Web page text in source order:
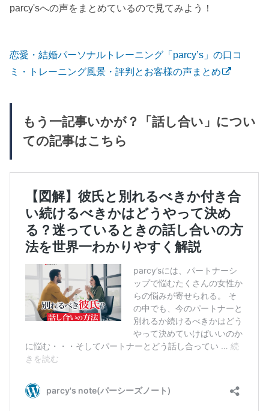
parcy'sへの声をまとめているので見てみよう！
恋愛・結婚パーソナルトレーニング「parcy’s」の口コ
ミ・トレーニング風景・評判とお客様の声まとめ
もう一記事いかが？「話し合い」につい
ての記事はこちら